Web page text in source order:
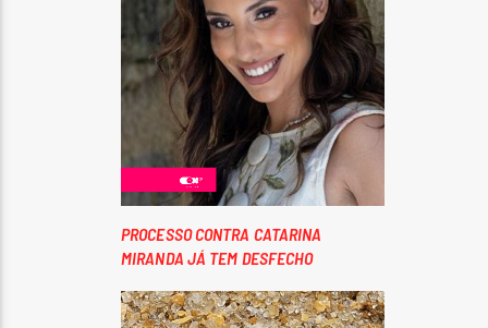
PROCESSO CONTRA CATARINA
MIRANDA JÁ TEM DESFECHO